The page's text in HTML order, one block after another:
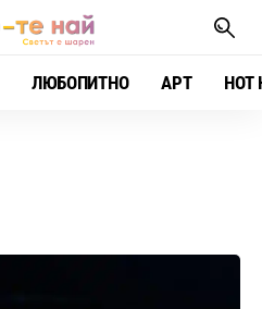
ЛЮБОПИТНО АРТ HOT